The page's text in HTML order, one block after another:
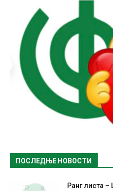
ПОСЛЕДЊЕ НОВОСТИ
Ранг листа